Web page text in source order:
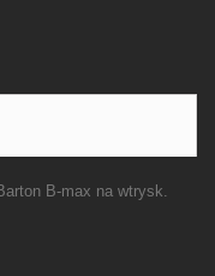
B-max na wtrysk.